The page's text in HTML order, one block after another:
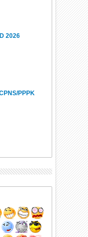
2026
PPPK